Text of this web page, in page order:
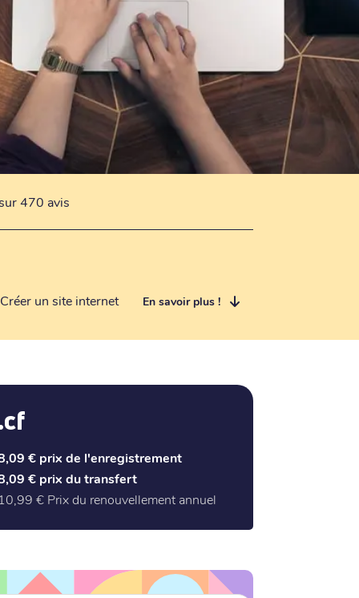
470 avis
Créer un site internet En savoir plus !
€ prix de l'enregistrement
€ prix du transfert
10,99 € Prix du renouvellement annuel